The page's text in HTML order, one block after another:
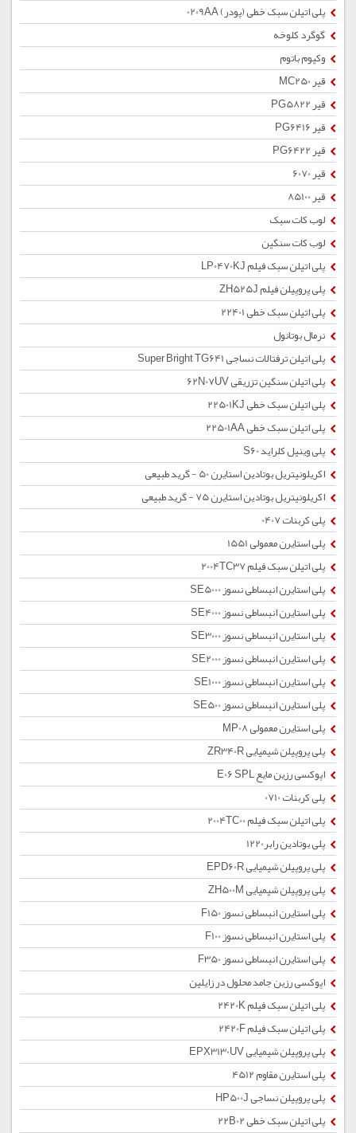
پلی اتیلن سبک خطی (پودر) 0209AA
گوگرد کلوخه
وکیوم باتوم
قیر MC250
قیر PG5822
قیر PG6416
قیر PG6422
قیر 6070
قیر 85100
لوب کات سبک
لوب کات سنگین
پلی اتیلن سبک فیلم LP0470KJ
پلی پروپیلن فیلم ZH525J
پلی اتیلن سبک خطی 22401
نرمال بوتانول
پلی اتیلن ترفتالات نساجی Super Bright TG641
پلی اتیلن سنگین تزریقی 62N07UV
پلی اتیلن سبک خطی 22501KJ
پلی اتیلن سبک خطی 22501AA
پلی وینیل کلراید S60
اکریلونیتریل بوتادین استایرن 50 - گرید طبیعی
اکریلونیتریل بوتادین استایرن 75 - گرید طبیعی
پلی کربنات 0407
پلی استایرن معمولی 1551
پلی اتیلن سبک فیلم 2004TC37
پلی استایرن انبساطی نسوز SE5000
پلی استایرن انبساطی نسوز SE4000
پلی استایرن انبساطی نسوز SE3000
پلی استایرن انبساطی نسوز SE2000
پلی استایرن انبساطی نسوز SE1000
پلی استایرن انبساطی نسوز SE500
پلی استایرن معمولی MP08
پلی پروپیلن شیمیایی ZR340R
اپوکسی رزین مایع E06 SPL
پلی کربنات 0710
پلی اتیلن سبک فیلم 2004TC00
پلی بوتادین رابر1220
پلی پروپیلن شیمیایی EPD60R
پلی پروپیلن شیمیایی ZH500M
پلی استایرن انبساطی نسوز F150
پلی استایرن انبساطی نسوز F100
پلی استایرن انبساطی نسوز F350
اپوکسی رزین جامد محلول در زایلین
پلی اتیلن سبک فیلم 2420K
پلی اتیلن سبک فیلم 2420F
پلی پروپیلن شیمیایی EPX3130UV
پلی استایرن مقاوم 4512
پلی پروپیلن نساجی HP500J
پلی اتیلن سبک خطی 22B02